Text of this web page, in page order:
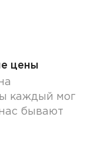
цены
каждый мог
бывают